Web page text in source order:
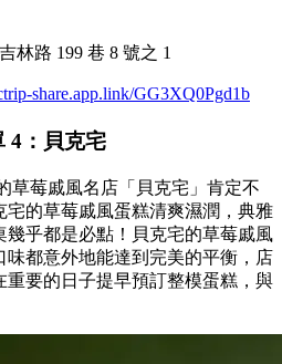
林路 199 巷 8 號之 1
share.app.link/GG3XQ0Pgd1b
4：貝克宅
草莓戚風名店「貝克宅」肯定不
的草莓戚風蛋糕清爽濕潤，典雅
幾乎都是必點！貝克宅的草莓戚風
都意外地能達到完美的平衡，店
重要的日子提早預訂整模蛋糕，與